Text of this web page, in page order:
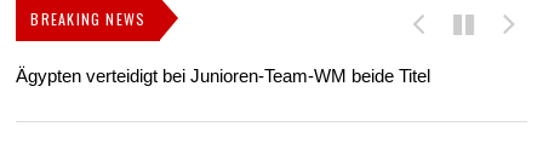
BREAKING NEWS
Ägypten verteidigt bei Junioren-Team-WM beide Titel